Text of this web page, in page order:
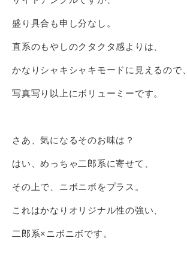
盛り具合も申し分なし。
直系のもやしのクタクタ感よりは、
かなりシャキシャキモードに見えるので、
写真写り以上にボリューミーです。
さあ、気になるそのお味は？
はい、めっちゃ二郎系に寄せて、
その上で、ニボニボをプラス。
これはかなりオリジナル性の強い、
二郎系×ニボニボです。